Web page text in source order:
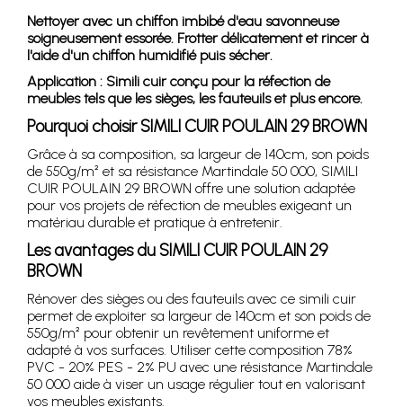
Nettoyer avec un chiffon imbibé d'eau savonneuse
soigneusement essorée. Frotter délicatement et rincer à
l'aide d'un chiffon humidifié puis sécher.
Application : Simili cuir conçu pour la réfection de
meubles tels que les sièges, les fauteuils et plus encore.
Pourquoi choisir SIMILI CUIR POULAIN 29 BROWN
Grâce à sa composition, sa largeur de 140cm, son poids
de 550g/m² et sa résistance Martindale 50 000, SIMILI
CUIR POULAIN 29 BROWN offre une solution adaptée
pour vos projets de réfection de meubles exigeant un
matériau durable et pratique à entretenir.
Les avantages du SIMILI CUIR POULAIN 29
BROWN
Rénover des sièges ou des fauteuils avec ce simili cuir
permet de exploiter sa largeur de 140cm et son poids de
550g/m² pour obtenir un revêtement uniforme et
adapté à vos surfaces. Utiliser cette composition 78%
PVC - 20% PES - 2% PU avec une résistance Martindale
50 000 aide à viser un usage régulier tout en valorisant
vos meubles existants.